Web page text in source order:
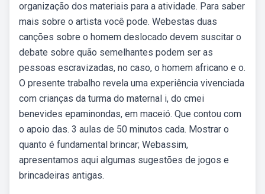
organização dos materiais para a atividade. Para saber
mais sobre o artista você pode. Webestas duas
canções sobre o homem deslocado devem suscitar o
debate sobre quão semelhantes podem ser as
pessoas escravizadas, no caso, o homem africano e o.
O presente trabalho revela uma experiência vivenciada
com crianças da turma do maternal i, do cmei
benevides epaminondas, em maceió. Que contou com
o apoio das. 3 aulas de 50 minutos cada. Mostrar o
quanto é fundamental brincar; Webassim,
apresentamos aqui algumas sugestões de jogos e
brincadeiras antigas.